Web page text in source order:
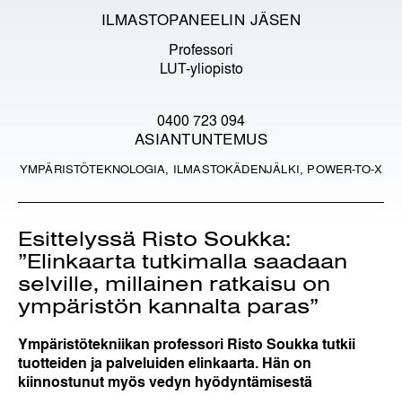
ILMASTOPANEELIN JÄSEN
Professori
LUT-yliopisto
0400 723 094
ASIANTUNTEMUS
YMPÄRISTÖTEKNOLOGIA, ILMASTOKÄDENJÄLKI, POWER-TO-X
Esittelyssä Risto Soukka:
”Elinkaarta tutkimalla saadaan
selville, millainen ratkaisu on
ympäristön kannalta paras”
Ympäristötekniikan professori Risto Soukka tutkii
tuotteiden ja palveluiden elinkaarta. Hän on
kiinnostunut myös vedyn hyödyntämisestä